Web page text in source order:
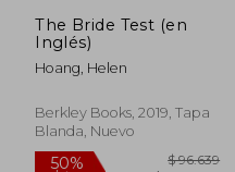
50%
dcto. $ 41.829
The Bride Test (en
Inglés)
Hoang, Helen
Berkley Books, 2019, Tapa
Blanda, Nuevo